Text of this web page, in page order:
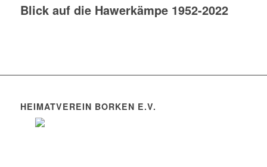
Blick auf die Hawerkämpe 1952-2022
HEIMATVEREIN BORKEN E.V.